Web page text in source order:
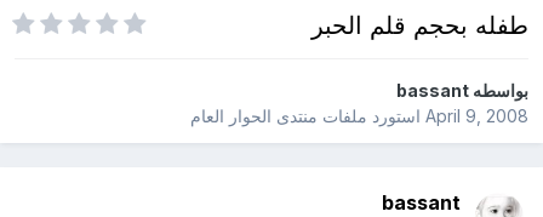
طفله بحجم قلم الحبر
بواسطهbassant
April 9, 2008استورد ملفات منتدى الحوار العام
bassant